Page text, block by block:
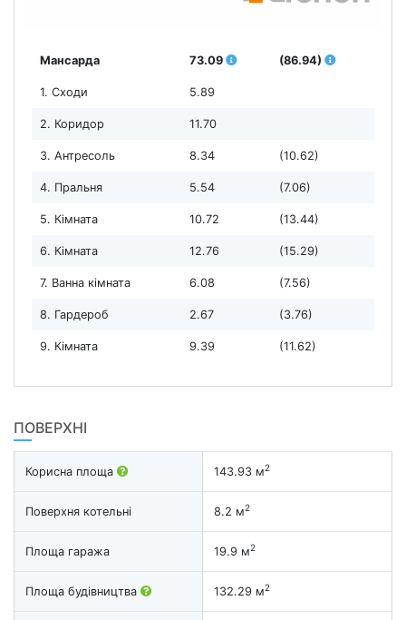
Мансарда 73.09 (86.94)
1. Сходи 5.89
2. Коридор 11.70
3. Антресоль 8.34 (10.62)
4. Пральня 5.54 (7.06)
5. Кімната 10.72 (13.44)
6. Кімната 12.76 (15.29)
7. Ванна кімната 6.08 (7.56)
8. Гардероб 2.67 (3.76)
9. Кімната 9.39 (11.62)
ПОВЕРХНІ
Корисна площа 143.93 м2
Поверхня котельні 8.2 м2
Площа гаража 19.9 м2
Площа будівництва 132.29 м2